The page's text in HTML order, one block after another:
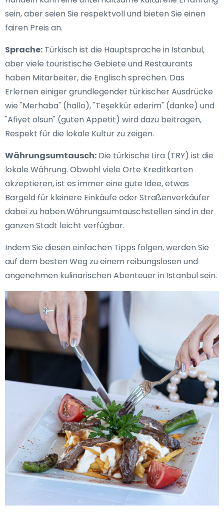
sein, aber seien Sie respektvoll und bieten Sie einen
fairen Preis an.
Sprache: Türkisch ist die Hauptsprache in Istanbul,
aber viele touristische Gebiete und Restaurants
haben Mitarbeiter, die Englisch sprechen. Das
Erlernen einiger grundlegender türkischer Ausdrücke
wie "Merhaba" (hallo), "Teşekkür ederim" (danke) und
"Afiyet olsun" (guten Appetit) wird dazu beitragen,
Respekt für die lokale Kultur zu zeigen.
Währungsumtausch: Die türkische Lira (TRY) ist die
lokale Währung. Obwohl viele Orte Kreditkarten
akzeptieren, ist es immer eine gute Idee, etwas
Bargeld für kleinere Einkäufe oder Straßenverkäufer
dabei zu haben.Währungsumtauschstellen sind in der
ganzen Stadt leicht verfügbar.
Indem Sie diesen einfachen Tipps folgen, werden Sie
auf dem besten Weg zu einem reibungslosen und
angenehmen kulinarischen Abenteuer in Istanbul sein.